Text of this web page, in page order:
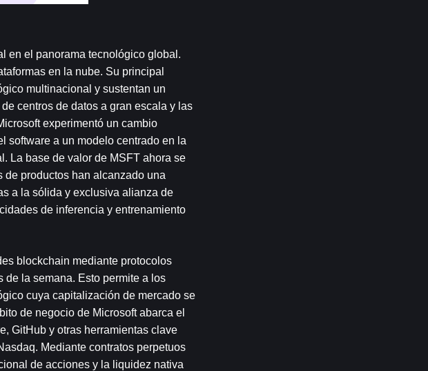
en el panorama tecnológico global.
en la nube. Su principal
multinacional y sustentan un
centros de datos a gran escala y las
experimentó un cambio
software a un modelo centrado en la
La base de valor de MSFT ahora se
de productos han alcanzado una
a la sólida y exclusiva alianza de
de inferencia y entrenamiento
blockchain mediante protocolos
la semana. Esto permite a los
cuya capitalización de mercado se
de negocio de Microsoft abarca el
GitHub y otras herramientas clave
Mediante contratos perpetuos
de acciones y la liquidez nativa